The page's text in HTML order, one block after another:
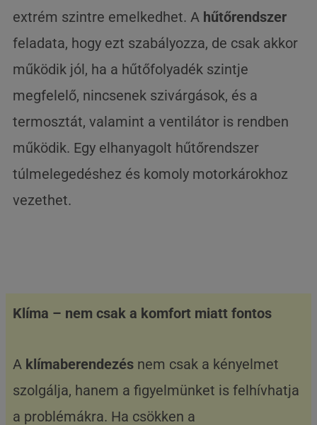
extrém szintre emelkedhet. A hűtőrendszer
feladata, hogy ezt szabályozza, de csak akkor
működik jól, ha a hűtőfolyadék szintje
megfelelő, nincsenek szivárgások, és a
termosztát, valamint a ventilátor is rendben
működik. Egy elhanyagolt hűtőrendszer
túlmelegedéshez és komoly motorkárokhoz
vezethet.
Klíma – nem csak a komfort miatt fontos
A klímaberendezés nem csak a kényelmet
szolgálja, hanem a figyelmünket is felhívhatja
a problémákra. Ha csökken a